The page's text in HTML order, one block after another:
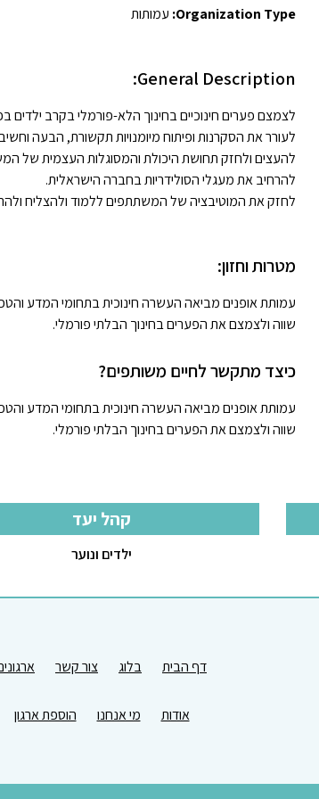
Organization Type: עמותות
General Description:
לצמצם פערים חינוכיים בחינוך הלא-פורמלי בקרב ילדים
לעורר את הסקרנות ופיתוח מיומנויות תקשורת, הבעה
להעצים ולחזק תחושת היכולת והמסוגלות העצמית של
להרחיב את מעגלי הסולידריות בחברה הישראלית.
לחזק את המוטיבציה של המשתתפים ללמוד ולהצליח
מטרות וחזון:
שווה ולצמצם את הפערים בחינוך הבלתי פורמלי.
כיצד מתקשר לחיים משותפים?
שווה ולצמצם את הפערים בחינוך הבלתי פורמלי.
קהל יעד
ילדים ונוער
דף הבית בלוג צור קשר
אודות מי אנחנו הוספת ארגון